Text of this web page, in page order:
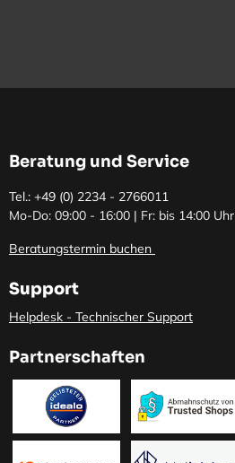
Beratung und Service
Tel.: +49 (0) 2234 - 2766011
Mo-Do: 09:00 - 16:00 | Fr: bis 14:00 Uhr
Beratungstermin buchen
Support
Helpdesk - Technischer Support
Partnerschaften